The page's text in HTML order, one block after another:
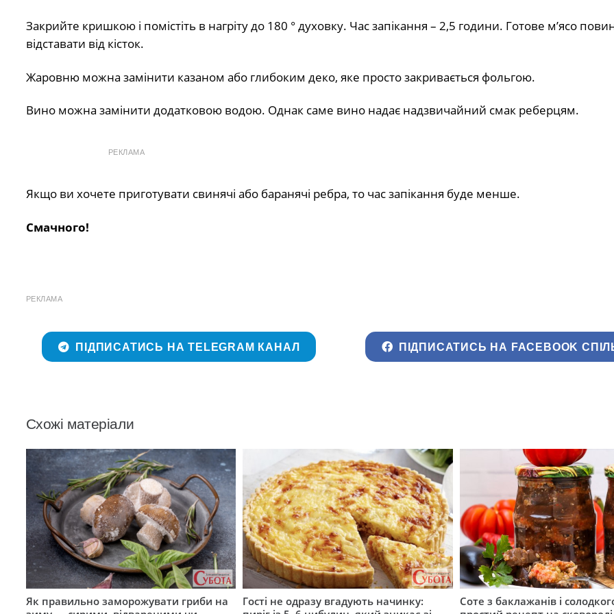
Закрийте кришкою і помістіть в нагріту до 180 ° духовку. Час запікання – 2,5 години. Готове м’ясо
відставати від кісток.
Жаровню можна замінити казаном або глибоким деко, яке просто закривається фольгою.
Вино можна замінити додатковою водою. Однак саме вино надає надзвичайний смак реберцям.
РЕКЛАМА
Якщо ви хочете приготувати свинячі або баранячі ребра, то час запікання буде менше.
Смачного!
РЕКЛАМА
ПІДПИСАТИСЬ НА TELEGRAM КАНАЛ ПІДПИСАТИСЬ НА FACEBOOK
Схожі матеріали
Як правильно заморожувати гриби на
Гості не одразу вгадують начинку:
Соте з баклажанів і